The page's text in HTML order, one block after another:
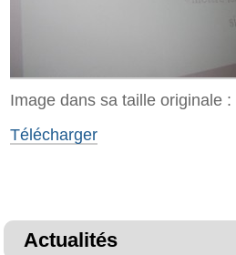
Image dans sa taille originale :
Télécharger
Actualités